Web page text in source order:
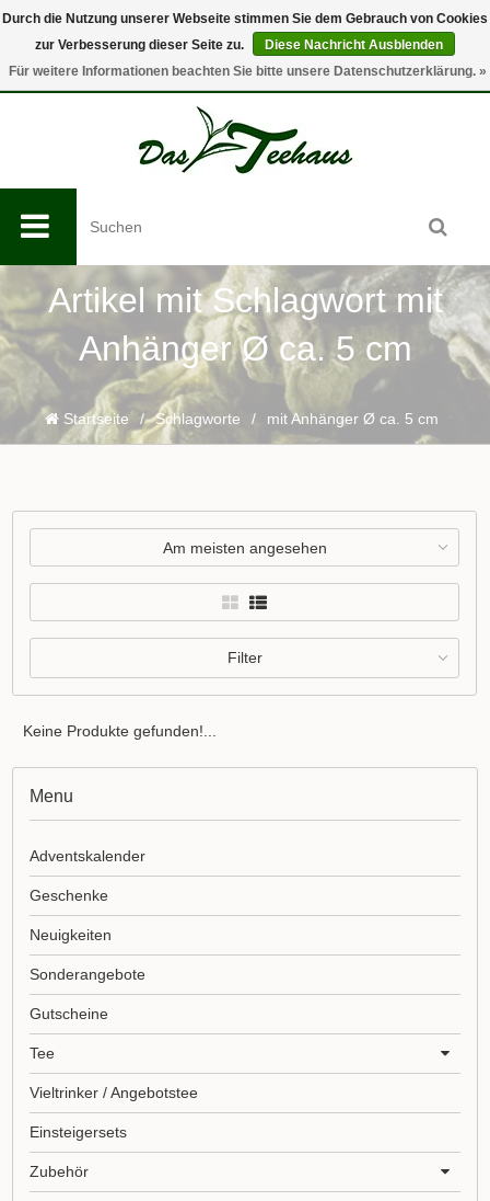
0
Artikel mit Schlagwort mit
Anhänger Ø ca. 5 cm
Startseite / Schlagworte / mit Anhänger Ø ca. 5 cm
Am meisten angesehen
Filter
Keine Produkte gefunden!...
Menu
Adventskalender
Geschenke
Neuigkeiten
Sonderangebote
Gutscheine
Tee
Vieltrinker / Angebotstee
Einsteigersets
Zubehör
Durch die Nutzung unserer Webseite stimmen Sie dem Gebrauch von Cookies
zur Verbesserung dieser Seite zu.
Diese Nachricht Ausblenden
Für weitere Informationen beachten Sie bitte unsere Datenschutzerklärung. »